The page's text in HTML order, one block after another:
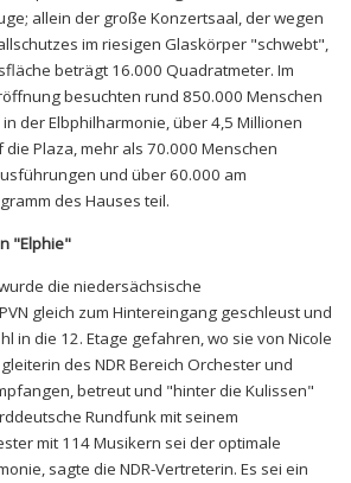
allein der große Konzertsaal, der wegen
im riesigen Glaskörper "schwebt",
beträgt 16.000 Quadratmeter. Im
besuchten rund 850.000 Menschen
der Elbphilharmonie, über 4,5 Millionen
Plaza, mehr als 70.000 Menschen
und über 60.000 am
des Hauses teil.
"Elphie"
die niedersächsische
gleich zum Hintereingang geschleust und
in die 12. Etage gefahren, wo sie von Nicole
des NDR Bereich Orchester und
betreut und "hinter die Kulissen"
Rundfunk mit seinem
mit 114 Musikern sei der optimale
sagte die NDR-Vertreterin. Es sei ein